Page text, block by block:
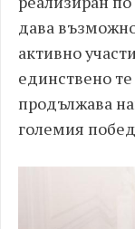
дава
активно
единствено
продължава
големия